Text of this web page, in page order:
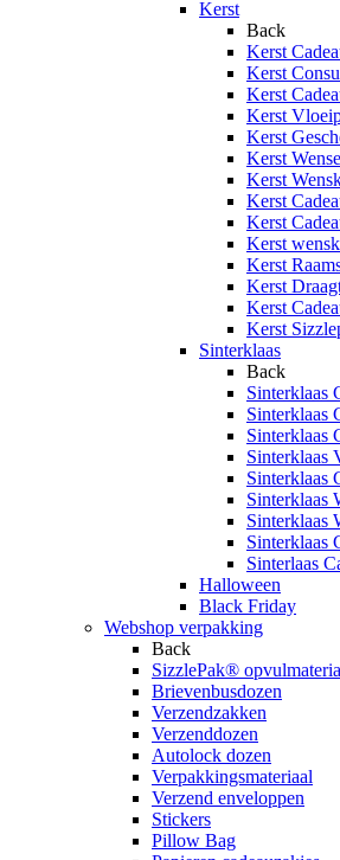
Kerst
Back
Kerst
Kerst
Kerst
Kerst
Kerst
Kerst
Kerst
Kerst
Kerst
Kerst
Kerst
Kerst
Kerst
Kerst
Sinterklaas
Back
Sinterklaas
Sinterklaas
Sinterklaas
Sinterklaas
Sinterklaas
Sinterklaas
Sinterklaas
Sinterklaas
Sinterlaas
Halloween
Black Friday
Webshop verpakking
Back
SizzlePak®
Brievenbusdozen
Verzendzakken
Verzenddozen
Autolock dozen
Verpakkingsmateriaal
Verzend enveloppen
Stickers
Pillow Bag